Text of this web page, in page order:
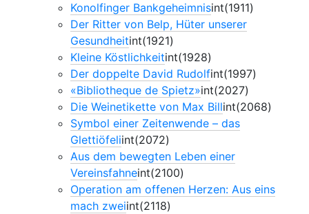
Konolfinger Bankgeheimnisint(1911)
Der Ritter von Belp, Hüter unserer
Gesundheitint(1921)
Kleine Köstlichkeitint(1928)
Der doppelte David Rudolfint(1997)
«Bibliotheque de Spietz»int(2027)
Die Weinetikette von Max Billint(2068)
Symbol einer Zeitenwende – das
Glettiöfeliint(2072)
Aus dem bewegten Leben einer
Vereinsfahneint(2100)
Operation am offenen Herzen: Aus eins
mach zweiint(2118)